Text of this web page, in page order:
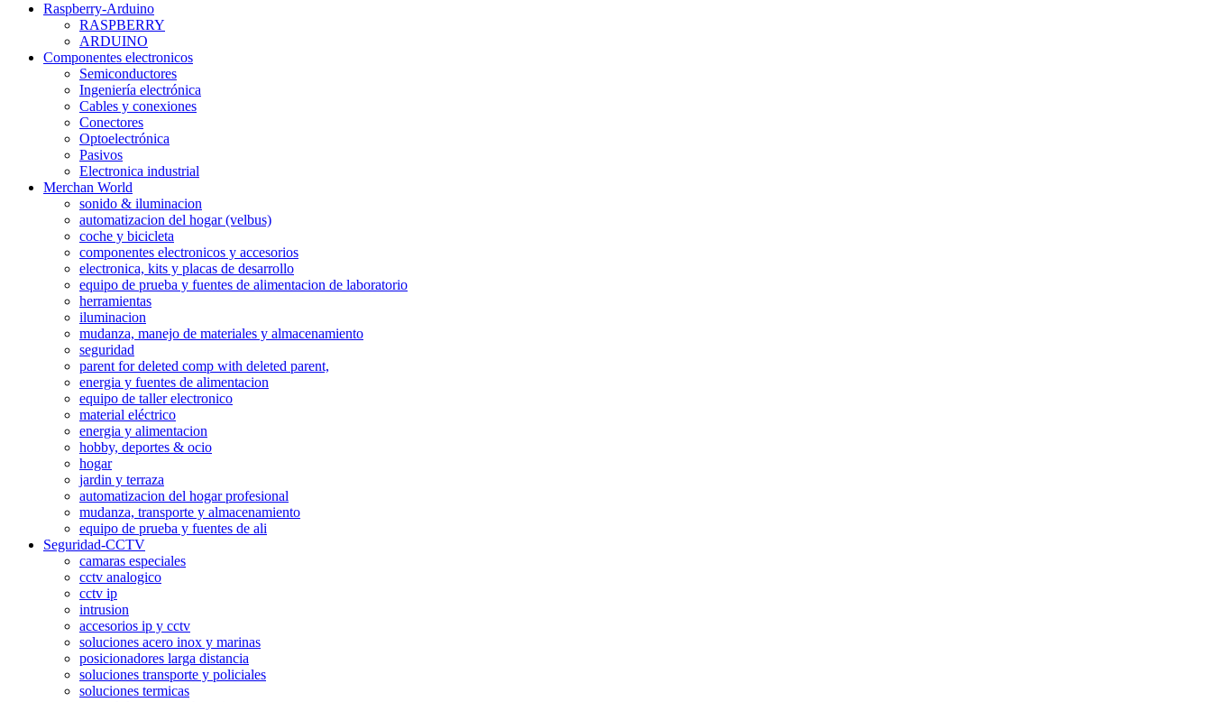
Raspberry-Arduino
RASPBERRY
ARDUINO
Componentes electronicos
Semiconductores
Ingeniería electrónica
Cables y conexiones
Conectores
Optoelectrónica
Pasivos
Electronica industrial
Merchan World
sonido & iluminacion
automatizacion del hogar (velbus)
coche y bicicleta
componentes electronicos y accesorios
electronica, kits y placas de desarrollo
equipo de prueba y fuentes de alimentacion de laboratorio
herramientas
iluminacion
mudanza, manejo de materiales y almacenamiento
seguridad
parent for deleted comp with deleted parent,
energia y fuentes de alimentacion
equipo de taller electronico
material eléctrico
energia y alimentacion
hobby, deportes & ocio
hogar
jardin y terraza
automatizacion del hogar profesional
mudanza, transporte y almacenamiento
equipo de prueba y fuentes de ali
Seguridad-CCTV
camaras especiales
cctv analogico
cctv ip
intrusion
accesorios ip y cctv
soluciones acero inox y marinas
posicionadores larga distancia
soluciones transporte y policiales
soluciones termicas